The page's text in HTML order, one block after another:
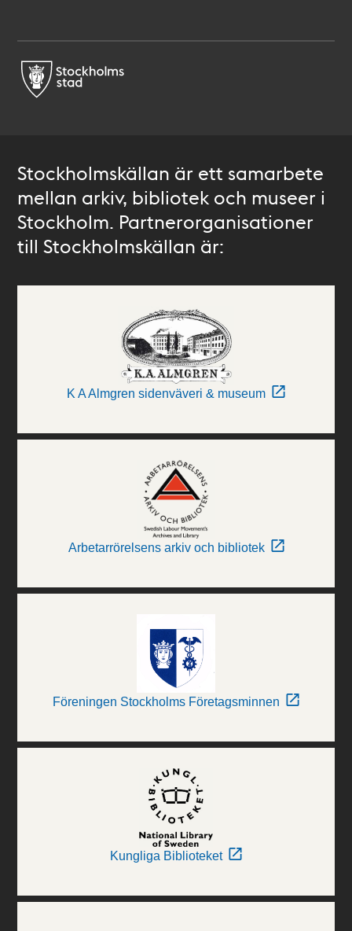
Stockholmskällan är ett samarbete
mellan arkiv, bibliotek och museer i
Stockholm. Partnerorganisationer
till Stockholmskällan är:
K A Almgren sidenväveri & museum
Arbetarrörelsens arkiv och bibliotek
Föreningen Stockholms Företagsminnen
Kungliga Biblioteket